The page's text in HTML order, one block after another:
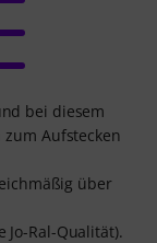
bei diesem
Aufstecken
über
Ral-Qualität).